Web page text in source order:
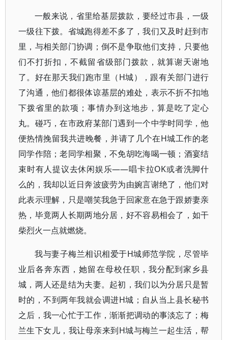
一般来说，省里给基层拨款，要经过市县，一级
一级往下拨。省城跑得差不多了，我们又及时赶到市
里，与相关部门协调；倒不是争取他们支持，只要他
们不打折扣，不截留省级部门拨款，就算谢天谢地
了。好在那天我们跑市里（H城），跟有关部门进行
了沟通，他们都很体谅基层的难处，表示不折不扣地
下拨省里的款项；事情办到这地步，算是吃了定心
丸。碰巧，在市政府某部门遇到一个中学时同学，他
便热情挽留我共进晚餐，并请了几个在H城工作的老
同学作陪；老同学相聚，不免胡吃海喝一顿；酒宴结
束时有人提议去休闲娱乐——唱卡拉OK或者洗脚什
么的，我却以近日奔波疲劳为由婉言谢绝了，他们对
此表示理解，只是嘲笑我急于回家意在急于跟娇妻亲
热，毕竟两人长期两地分居，好不容易相会了，如干
柴烈火一点就燃烧。
我与妻子梅兰相识相爱于H城师范学院，尽管毕
业后各奔东西，她留在母校任职，我分配到家乡县
城，两人还是结为夫妻。起初，我们以为分居只是暂
时的，不到两年我就会调进H城；自从当上县长秘书
之后，我一心忙于工作，渐渐把调动的事淡忘了；梅
兰生下女儿，我让母亲来到H城与梅兰一起生活，帮